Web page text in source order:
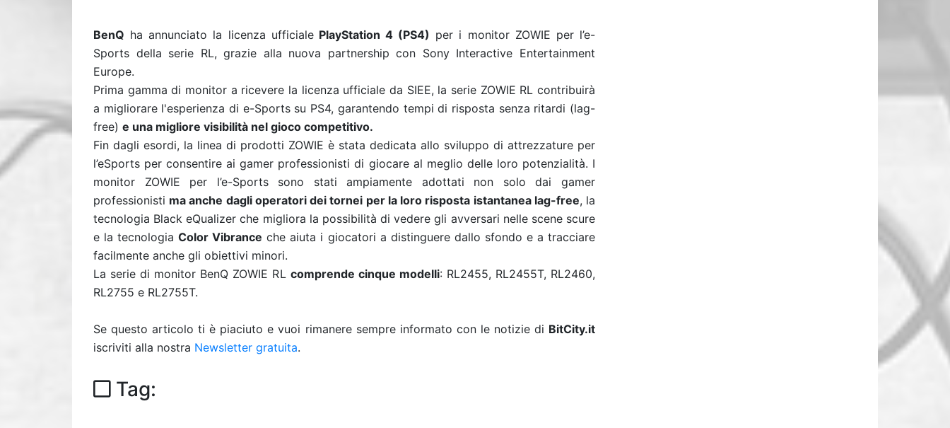
BenQ ha annunciato la licenza ufficialePlayStation 4 (PS4) per i monitor ZOWIE per l’e-
Sports della serie RL, grazie alla nuova partnership con Sony Interactive Entertainment
Europe.
Prima gamma di monitor a ricevere la licenza ufficiale da SIEE, la serie ZOWIE RL contribuirà
a migliorare l'esperienza di e-Sports su PS4, garantendo tempi di risposta senza ritardi (lag-
free) e una migliore visibilità nel gioco competitivo.
Fin dagli esordi, la linea di prodotti ZOWIE è stata dedicata allo sviluppo di attrezzature per
l’eSports per consentire ai gamer professionisti di giocare al meglio delle loro potenzialità. I
monitor ZOWIE per l’e-Sports sono stati ampiamente adottati non solo dai gamer
professionisti ma anche dagli operatori dei tornei per la loro risposta istantanea lag-free, la
tecnologia Black eQualizer che migliora la possibilità di vedere gli avversari nelle scene scure
e la tecnologiaColor Vibrance che aiuta i giocatori a distinguere dallo sfondo e a tracciare
facilmente anche gli obiettivi minori.
La serie di monitor BenQ ZOWIE RL comprende cinque modelli: RL2455, RL2455T, RL2460,
RL2755 e RL2755T.
Se questo articolo ti è piaciuto e vuoi rimanere sempre informato con le notizie di BitCity.it
iscriviti alla nostra Newsletter gratuita.
Tag: